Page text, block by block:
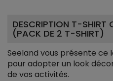
DESCRIPTION T-SHIRT
(PACK DE 2 T-SHIRT)
Seeland vous présente ce
pour adopter un look
de vos activités.